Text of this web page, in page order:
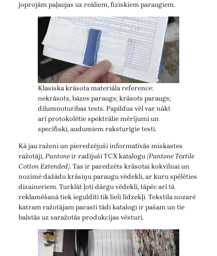
joprojām paļaujas uz reāliem, fiziskiem paraugiem.
Klasiska krāsota materiāla reference:
nekrāsots, bāzes paraugs; krāsots paraugs;
dilumnoturības tests. Papildus vēl var nākt
arī protokolētie spektrālie mērījumi un
specifiski, audumiem raksturīgie testi.
Kā jau raženi un pieredzējuši informatīvās miskastes
ražotāji,Pantoneir radījuši TCX katalogu (Pantone Textile
Cotton Extended). Tas ir paredzēts krāsotai kokvilnai un
nozīmē dažādu krāsiņu paraugu vēdekli, ar kuru spēlēties
dizaineriem. Turklāt ļoti dārgu vēdekli, tāpēc arī tā
reklamēšanā tiek ieguldīti tik lieli līdzekļi. Tekstila nozarē
katram ražotājam parasti tādi katalogi ir pašam un tie
balstās uz saražotās produkcijas vēsturi.